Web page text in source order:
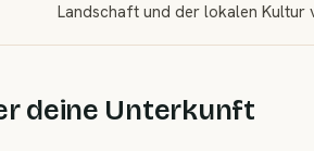
Landschaft und der lokalen Kultur
deine Unterkunft